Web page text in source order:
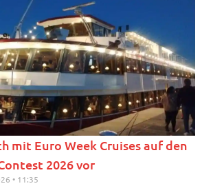
mit Euro Week Cruises auf den
2026 vor
11:35